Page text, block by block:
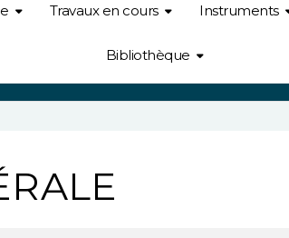
Travaux en cours Instruments
Bibliothèque